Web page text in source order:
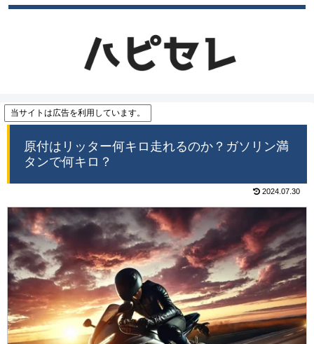
当サイトは広告を利用しています。
原付はリッター何キロ走れるのか？ガソリン満
タンで何キロ？
2024.07.30